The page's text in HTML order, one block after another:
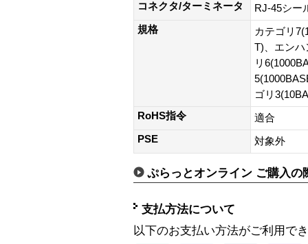
コネクタ/ターミネータ
RJ-45シー
規格
カテゴリ
T)、エンハ
リ
ゴリ
RoHS指令
適合
PSE
対象外
ぷらっとオンライン ご購入の
支払方法について
以下のお支払い方法がご利用で